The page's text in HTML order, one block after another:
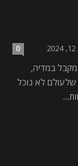
0
מקבל במדיה,
שלעולם לא נוכל